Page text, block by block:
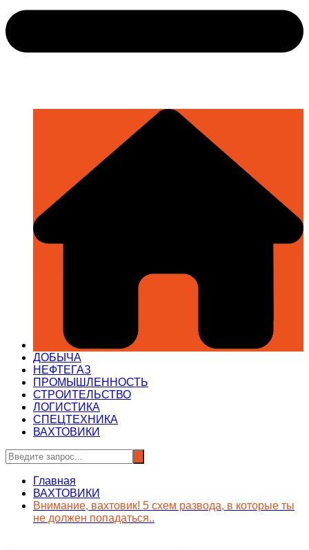
ДОБЫЧА
НЕФТЕГАЗ
ПРОМЫШЛЕННОСТЬ
СТРОИТЕЛЬСТВО
ЛОГИСТИКА
СПЕЦТЕХНИКА
ВАХТОВИКИ
Главная
ВАХТОВИКИ
Внимание, вахтовик! 5 схем развода, в которые ты
не должен попадаться..